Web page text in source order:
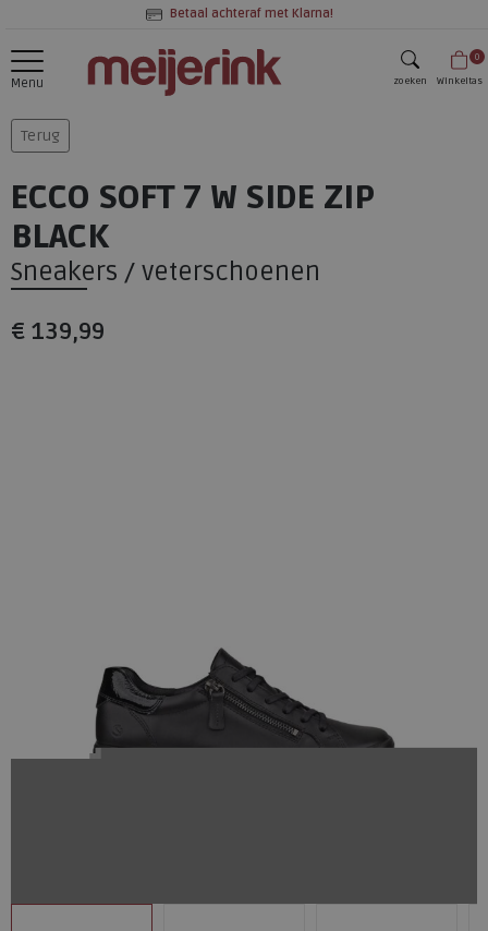
Betaal achteraf met Klarna!
Menu zoeken
0
Winkeltas
Terug
ECCO SOFT 7 W SIDE ZIP
BLACK
Sneakers / veterschoenen
€ 139,99